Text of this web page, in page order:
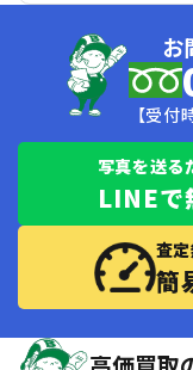
お
【受
写真を送る
LINEで
査
簡